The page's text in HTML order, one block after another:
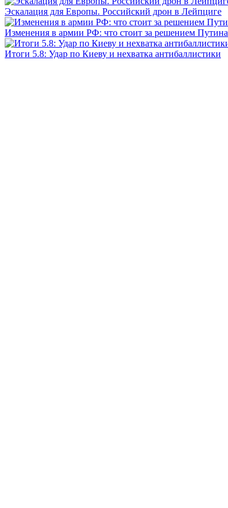
Эскалация для Европы. Российский дрон в Лейпциге
Изменения в армии РФ: что стоит за решением Путина
Итоги 5.8: Удар по Киеву и нехватка антибаллистики